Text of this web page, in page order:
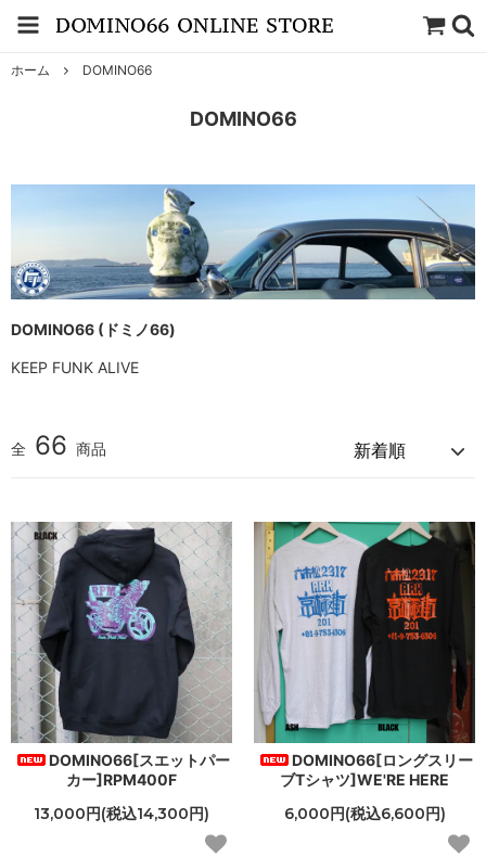
ホーム DOMINO66
DOMINO66
DOMINO66 (ドミノ66)
KEEP FUNK ALIVE
全 66 商品
DOMINO66[スエットパー
カー]RPM400F
13,000円(税込14,300円)
DOMINO66[ロングスリー
ブTシャツ]WE'RE HERE
6,000円(税込6,600円)